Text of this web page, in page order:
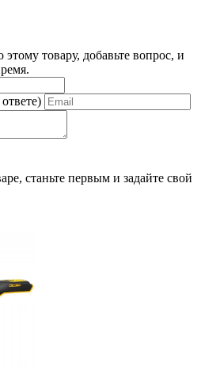
товару, добавьте вопрос, и
станьте первым и задайте свой